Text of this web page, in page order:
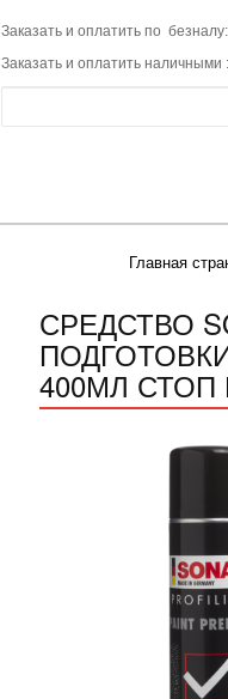
Заказать и оплатить по
Заказать и оплатить наличными
Главная
СРЕДСТВО
400МЛ СТОП